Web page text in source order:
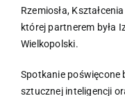
Rzemiosła,
której partnerem była
Wielkopolski.
Spotkanie poświęcone
sztucznej inteligencji